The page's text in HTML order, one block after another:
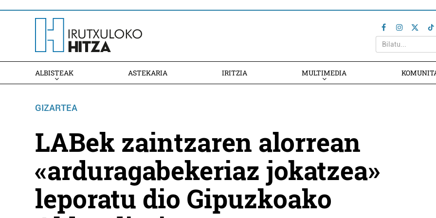
ALBISTEAK ASTEKARIA IRITZIA MULTIMEDIA
GIZARTEA
LABek zaintzaren alorrean
«arduragabekeriaz jokatzea»
leporatu dio Gipuzkoako